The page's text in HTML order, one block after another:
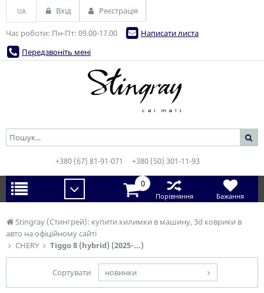
Stingray (Стингрей): купити килимки в машину, 3d коврики в
авто на офіційному сайті
CHERY
Tiggo 8 (hybrid) (2025-...)
Сортувати новинки
Час роботи: Пн-Пт: 09.00-17.00
Написати листа
Передзвоніть мені
UA Вхід Реєстрація
+380 (67) 81-91-071 +380 (50) 301-11-93
0
Порівняння Бажання